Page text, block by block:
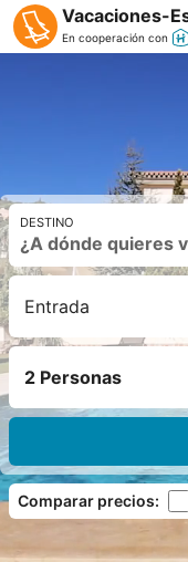
Vacaciones-
En cooperación con
DESTINO
Entrada
2 Personas
Comparar precios: